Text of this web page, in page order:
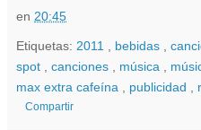
en 20:45
Etiquetas: 2011 bebidas
spot
canciones música
max extra cafeína
publicidad
Compartir